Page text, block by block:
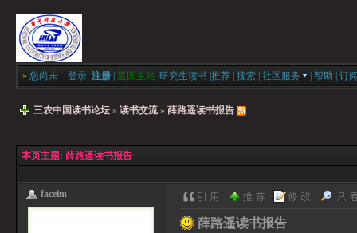
» 您尚未 登录 注册 返回主站 研究生读书 推荐 搜索 社区服务 帮助 订
三农中国读书论坛 » 读书交流» 薛路遥读书报告
本页主题: 薛路遥读书报告
faceim
薛路遥读书报告